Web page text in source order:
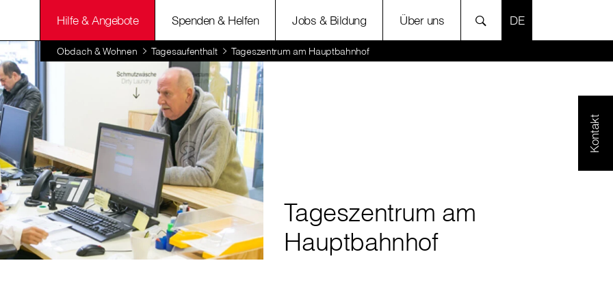
Hilfe & Angebote Spenden & Helfen Jobs & Bildung Über uns SPRACHE
Obdach & Wohnen Tagesaufenthalt Tageszentrum am Hauptbahnhof
Kontakt
Tageszentrum am
Hauptbahnhof